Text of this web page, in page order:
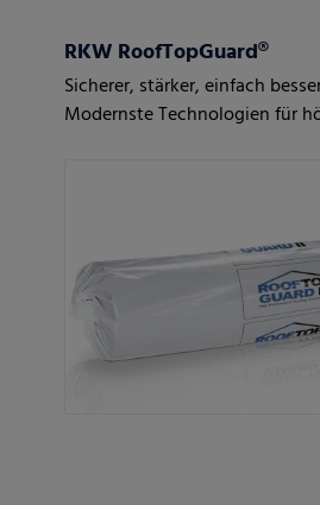
RKW RoofTopGuard®
Sicherer, stärker, einfach
Modernste Technologien für